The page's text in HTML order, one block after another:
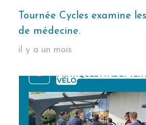
Tournée Cycles examine
de médecine.
il y a un mois